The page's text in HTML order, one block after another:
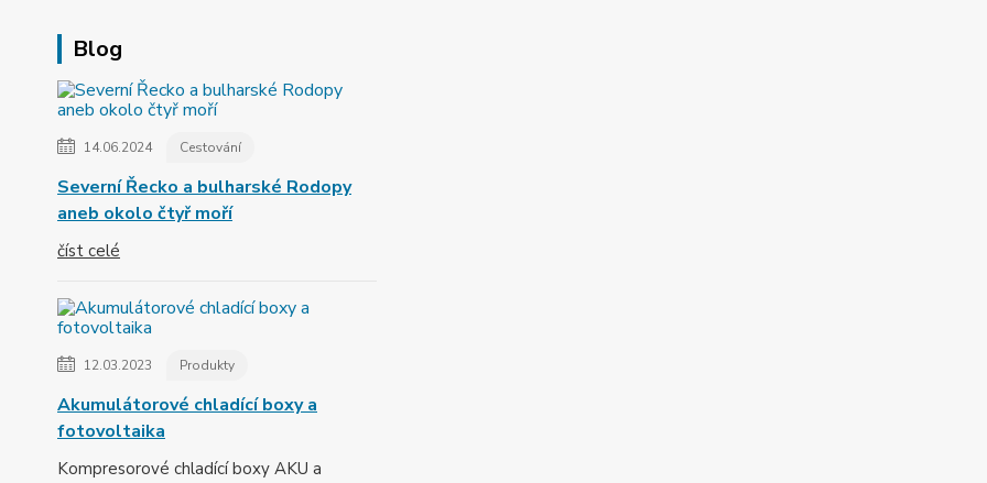
Blog
14.06.2024 Cestování
Severní Řecko a bulharské Rodopy
aneb okolo čtyř moří
číst celé
12.03.2023 Produkty
Akumulátorové chladící boxy a
fotovoltaika
Kompresorové chladící boxy AKU a